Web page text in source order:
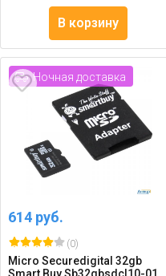
В корзину
Ночная доставка
614 руб.
(0)
Micro Securedigital 32gb